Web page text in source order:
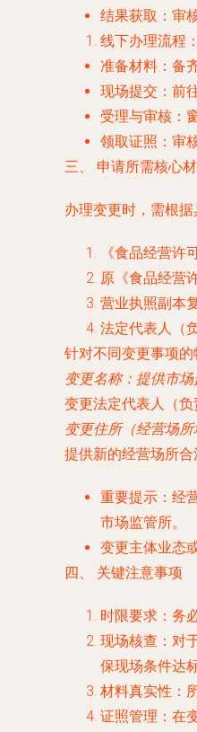
结果获取 ：审
线下办理流程 ：
准备材料 ：备
现场提交 ：前
受理与审核 ：
领取证照 ：审
三、 申请所需核心
办理变更时，需根
《食品经营许
原《食品经营
营业执照副本
法定代表人（
针对不同变更事项
变更名称：提供市场
变更法定代表人（负
变更住所（经营场所
提供新的经营场所
重要提示 ：经
市场监管所。
变更主体业态
四、 关键注意事项
时限要求 ：务
现场核查 ：对
保现场条件达
材料真实性 ：
证照管理 ：在